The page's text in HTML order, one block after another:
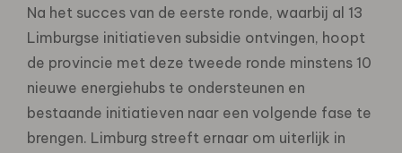
Na het succes van de eerste ronde, waarbij al 13
Limburgse initiatieven subsidie ontvingen, hoopt
de provincie met deze tweede ronde minstens 10
nieuwe energiehubs te ondersteunen en
bestaande initiatieven naar een volgende fase te
brengen. Limburg streeft ernaar om uiterlijk in